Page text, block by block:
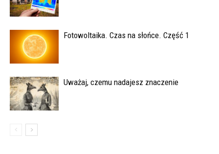
Fotowoltaika. Czas na słońce. Część 1
Uważaj, czemu nadajesz znaczenie